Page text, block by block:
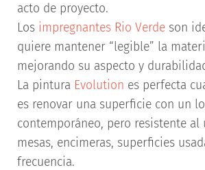
acto de proyecto.
Los impregnantes Rio Verde son
quiere mantener “legible” la
mejorando su aspecto y
La pintura Evolution es perfecta
es renovar una superficie con un
contemporáneo, pero resistente al
mesas, encimeras, superficies
frecuencia.